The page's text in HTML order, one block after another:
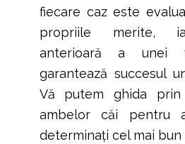
fiecare caz este
propriile merite,
anterioară a unei
garantează succesul
Vă putem ghida prin
ambelor căi pentru
determinați cel mai bun